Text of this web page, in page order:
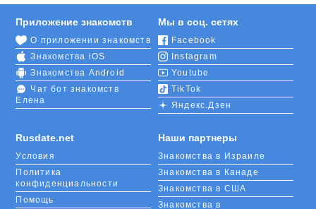
Rusdate.net
Условия
Политика
конфиденциальности
Помощь
Приложение знакомств
О приложении знакомств
Знакомства iOS
Знакомства Android
Чат бот знакомств
Елена
Мы в соц. сетях
Facebook
Instagram
Youtube
TikTok
Яндекс.Дзен
Наши партнеры
Знакомства в Израиле
Знакомства в Канаде
Знакомства в США
Знакомства в